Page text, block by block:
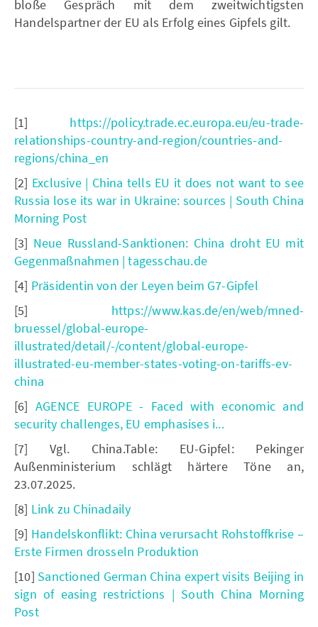
bloße Gespräch mit dem zweitwichtigsten
Handelspartner der EU als Erfolg eines Gipfels gilt.
[1] https://policy.trade.ec.europa.eu/eu-trade-
relationships-country-and-region/countries-and-
regions/china_en
[2] Exclusive | China tells EU it does not want to see
Russia lose its war in Ukraine: sources | South China
Morning Post
[3] Neue Russland-Sanktionen: China droht EU mit
Gegenmaßnahmen | tagesschau.de
[4] Präsidentin von der Leyen beim G7-Gipfel
[5] https://www.kas.de/en/web/mned-
bruessel/global-europe-
illustrated/detail/-/content/global-europe-
illustrated-eu-member-states-voting-on-tariffs-ev-
china
[6] AGENCE EUROPE - Faced with economic and
security challenges, EU emphasises i...
[7] Vgl. China.Table: EU-Gipfel: Pekinger
Außenministerium schlägt härtere Töne an,
23.07.2025.
[8] Link zu Chinadaily
[9] Handelskonflikt: China verursacht Rohstoffkrise –
Erste Firmen drosseln Produktion
[10] Sanctioned German China expert visits Beijing in
sign of easing restrictions | South China Morning
Post